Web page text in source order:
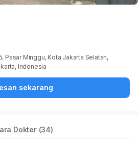
Pasar Minggu, Kota Jakarta Selatan,
Indonesia
sekarang
Dokter (34)